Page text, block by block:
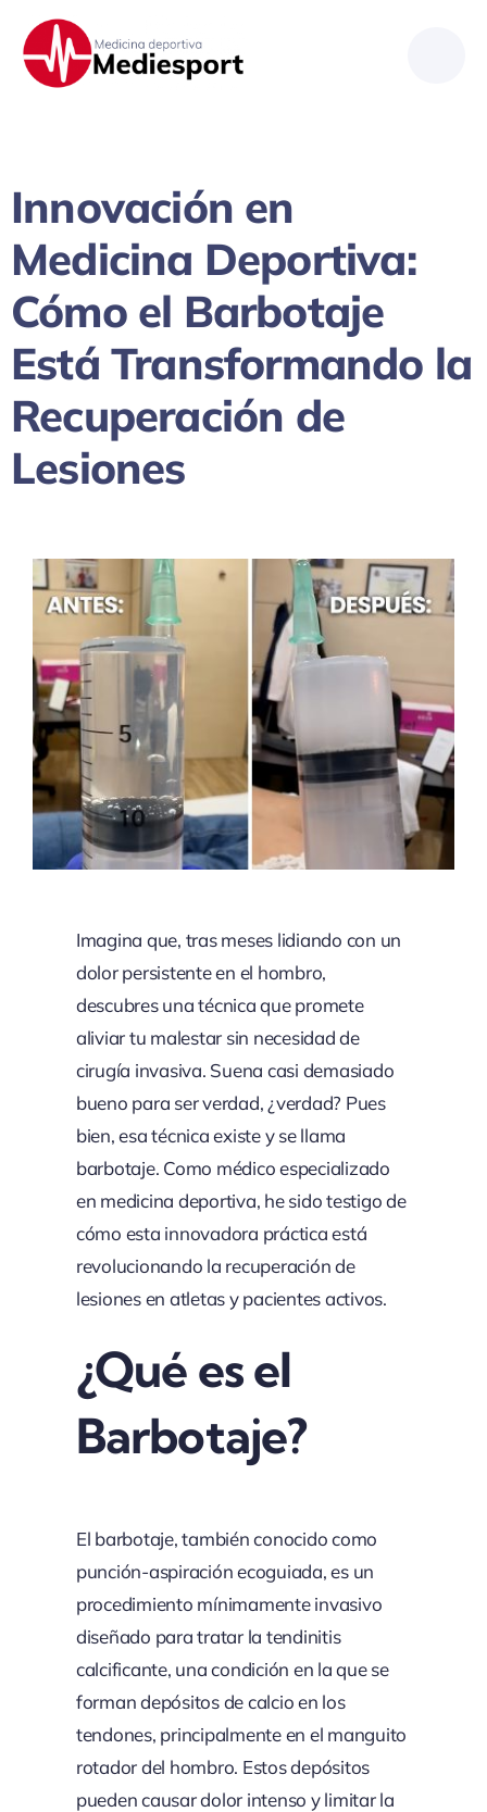
Saltar
contenido
Innovación en
Medicina Deportiva:
Cómo el Barbotaje
Está Transformando la
Recuperación de
Lesiones
Imagina que, tras meses lidiando con un
dolor persistente en el hombro,
descubres una técnica que promete
aliviar tu malestar sin necesidad de
cirugía invasiva. Suena casi demasiado
bueno para ser verdad, ¿verdad? Pues
bien, esa técnica existe y se llama
barbotaje. Como médico especializado
en medicina deportiva, he sido testigo de
cómo esta innovadora práctica está
revolucionando la recuperación de
lesiones en atletas y pacientes activos.
¿Qué es el
Barbotaje?
El barbotaje, también conocido como
punción-aspiración ecoguiada, es un
procedimiento mínimamente invasivo
diseñado para tratar la tendinitis
calcificante, una condición en la que se
forman depósitos de calcio en los
tendones, principalmente en el manguito
rotador del hombro. Estos depósitos
pueden causar dolor intenso y limitar la